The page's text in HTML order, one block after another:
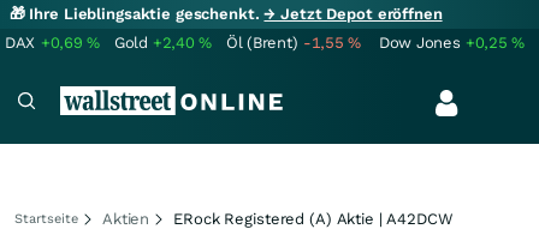
🎁 Ihre Lieblingsaktie geschenkt.→ Jetzt Depot eröffnen
DAX +0,69% Gold +2,40% Öl (Brent) -1,55% Dow Jones +0,25%
Startseite Aktien ERock Registered (A) Aktie | A42DCW